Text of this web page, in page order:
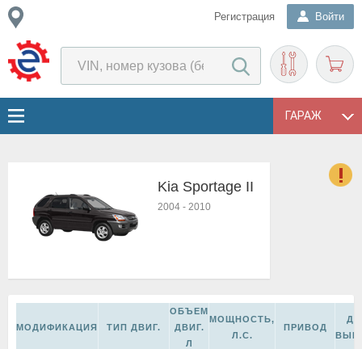
Регистрация Войти
ГАРАЖ
Kia Sportage II
2004 - 2010
МОДИФИКАЦИЯ ТИП ДВИГ.
ОБЪЕМ
ДВИГ.
Л
МОЩНОСТЬ,
Л.С.
ПРИВОД